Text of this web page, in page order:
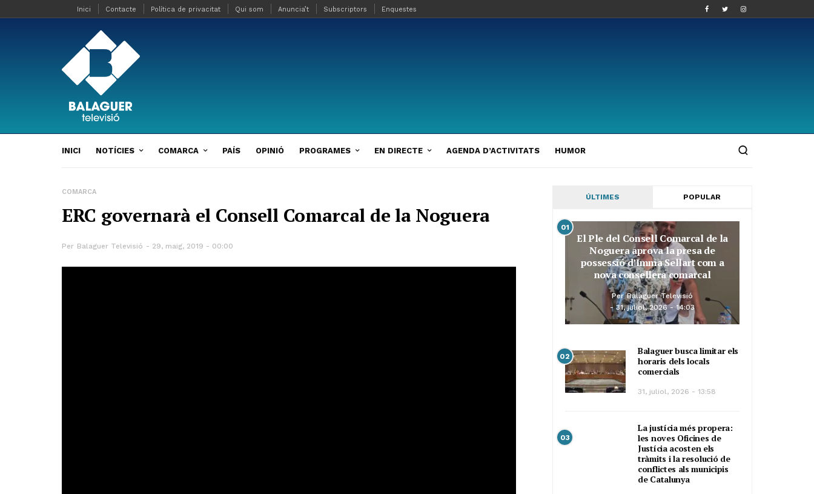
Inici Contacte Política de privacitat Qui som Anuncia’t Subscriptors Enquestes
INICI NOTÍCIES COMARCA PAÍS OPINIÓ PROGRAMES EN DIRECTE AGENDA D’ACTIVITATS HUMOR
COMARCA
ERC governarà el Consell Comarcal de la Noguera
Per Balaguer Televisió 29, maig, 2019 - 00:00
ÚLTIMES POPULAR
01
El Ple del Consell Comarcal de la
Noguera aprova la presa de
possessió d’Imma Sellart com a
nova consellera comarcal
Per Balaguer Televisió
31, juliol, 2026 - 14:03
02
Balaguer busca limitar els
horaris dels locals
comercials
31, juliol, 2026 - 13:58
03
La justícia més propera:
les noves Oficines de
Justícia acosten els
tràmits i la resolució de
conflictes als municipis
de Catalunya